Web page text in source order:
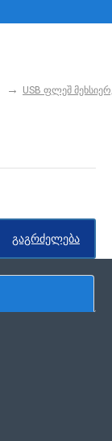
USB ფლეშ
ᲒᲐᲒᲠᲫᲔᲚᲔᲑᲐ